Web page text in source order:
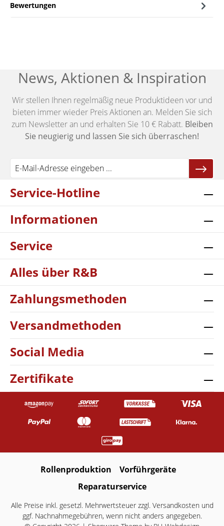
Bewertungen
News, Aktionen & Inspiration
Wir stellen Ihnen regelmäßig neue Produktideen vor und
bieten immer wieder Preis Aktionen an. Melden Sie sich
zum Newsletter an und erhalten Sie 10 € Rabatt. Bleiben
Sie neugierig und lassen Sie sich überraschen!
Service-Hotline
Informationen
Service
Alles über R&B
Zahlungsmethoden
Versandmethoden
Social Media
Zertifikate
Rollenproduktion
Vorführgeräte
Reparaturservice
Alle Preise inkl. gesetzl. Mehrwertsteuer zzgl. Versandkostenund
ggf. Nachnahmegebühren, wenn nicht anders angegeben.